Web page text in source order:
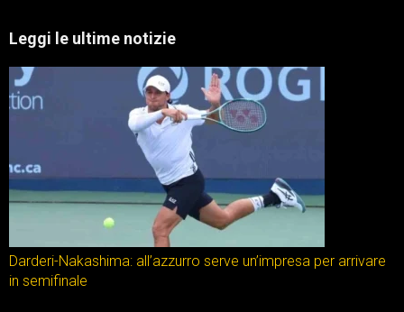
Leggi le ultime notizie
Darderi-Nakashima: all’azzurro serve un’impresa per arrivare
in semifinale